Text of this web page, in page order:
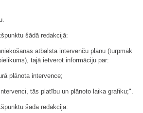
šādā redakcijā:
atbalsta intervenču plānu (turpmāk
tajā ietverot informāciju par:
plānota intervence;
tās platību un plānoto laika grafiku;".
šādā redakcijā: